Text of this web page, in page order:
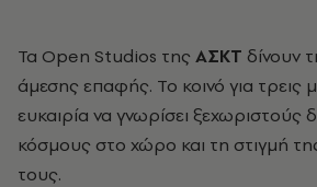
Τα Open Studios της ΑΣΚΤ δίνουν
άμεσης επαφής. Το κοινό για τρεις
ευκαιρία να γνωρίσει ξεχωριστούς
κόσμους στο χώρο και τη στιγμή
τους.